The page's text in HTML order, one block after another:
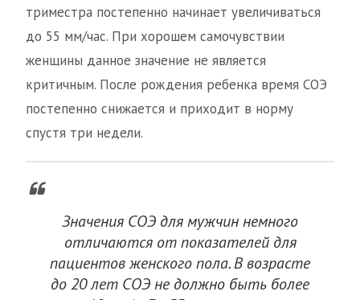
триместра постепенно начинает увеличиваться
до 55 мм/час. При хорошем самочувствии
женщины данное значение не является
критичным. После рождения ребенка время СОЭ
постепенно снижается и приходит в норму
спустя три недели.
Значения СОЭ для мужчин немного
отличаются от показателей для
пациентов женского пола. В возрасте
до 20 лет СОЭ не должно быть более